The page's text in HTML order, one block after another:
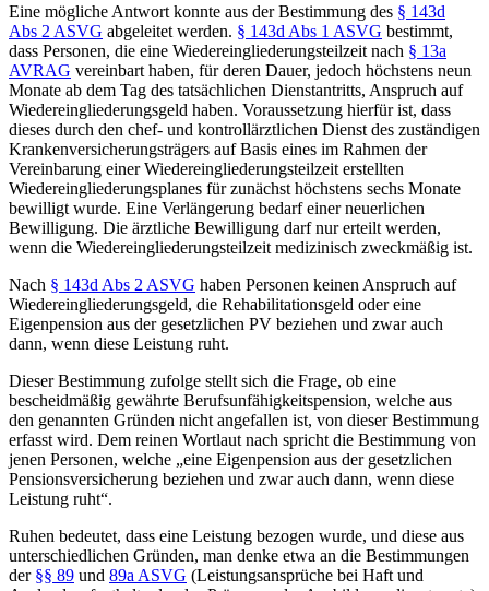
Eine mögliche Antwort konnte aus der Bestimmung des § 143d
Abs 2 ASVG abgeleitet werden. § 143d Abs 1 ASVG bestimmt,
dass Personen, die eine Wiedereingliederungsteilzeit nach § 13a
AVRAG vereinbart haben, für deren Dauer, jedoch höchstens neun
Monate ab dem Tag des tatsächlichen Dienstantritts, Anspruch auf
Wiedereingliederungsgeld haben. Voraussetzung hierfür ist, dass
dieses durch den chef- und kontrollärztlichen Dienst des zuständigen
Krankenversicherungsträgers auf Basis eines im Rahmen der
Vereinbarung einer Wiedereingliederungsteilzeit erstellten
Wiedereingliederungsplanes für zunächst höchstens sechs Monate
bewilligt wurde. Eine Verlängerung bedarf einer neuerlichen
Bewilligung. Die ärztliche Bewilligung darf nur erteilt werden,
wenn die Wiedereingliederungsteilzeit medizinisch zweckmäßig ist.
Nach § 143d Abs 2 ASVG haben Personen keinen Anspruch auf
Wiedereingliederungsgeld, die Rehabilitationsgeld oder eine
Eigenpension aus der gesetzlichen PV beziehen und zwar auch
dann, wenn diese Leistung ruht.
Dieser Bestimmung zufolge stellt sich die Frage, ob eine
bescheidmäßig gewährte Berufsunfähigkeitspension, welche aus
den genannten Gründen nicht angefallen ist, von dieser Bestimmung
erfasst wird. Dem reinen Wortlaut nach spricht die Bestimmung von
jenen Personen, welche „eine Eigenpension aus der gesetzlichen
Pensionsversicherung beziehen und zwar auch dann, wenn diese
Leistung ruht“.
Ruhen bedeutet, dass eine Leistung bezogen wurde, und diese aus
unterschiedlichen Gründen, man denke etwa an die Bestimmungen
der §§ 89 und 89a ASVG (Leistungsansprüche bei Haft und